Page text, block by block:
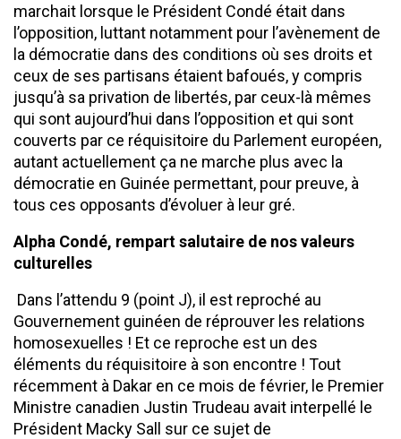
marchait lorsque le Président Condé était dans
l’opposition, luttant notamment pour l’avènement de
la démocratie dans des conditions où ses droits et
ceux de ses partisans étaient bafoués, y compris
jusqu’à sa privation de libertés, par ceux-là mêmes
qui sont aujourd’hui dans l’opposition et qui sont
couverts par ce réquisitoire du Parlement européen,
autant actuellement ça ne marche plus avec la
démocratie en Guinée permettant, pour preuve, à
tous ces opposants d’évoluer à leur gré.
Alpha Condé, rempart salutaire de nos valeurs
culturelles
Dans l’attendu 9 (point J), il est reproché au
Gouvernement guinéen de réprouver les relations
homosexuelles ! Et ce reproche est un des
éléments du réquisitoire à son encontre ! Tout
récemment à Dakar en ce mois de février, le Premier
Ministre canadien Justin Trudeau avait interpellé le
Président Macky Sall sur ce sujet de